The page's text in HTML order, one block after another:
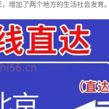
增加了两个地方的生活社会发育。